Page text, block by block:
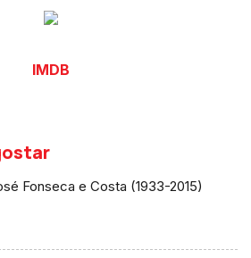
IMDB
Fonseca e Costa (1933-2015)